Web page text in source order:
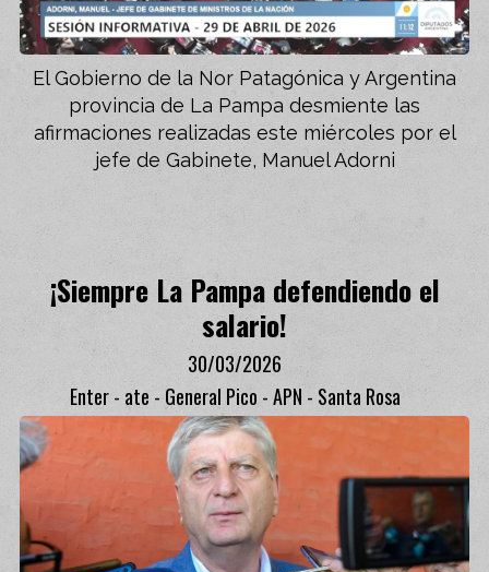
El Gobierno de la Nor Patagónica y Argentina
provincia de La Pampa desmiente las
afirmaciones realizadas este miércoles por el
jefe de Gabinete, Manuel Adorni
¡Siempre La Pampa defendiendo el
salario!
Enter - ate - General Pico - APN - Santa Rosa
30/03/2026